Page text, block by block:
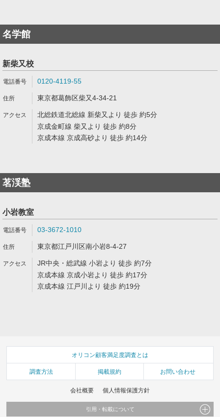
名学館
新柴又校
0120-4119-55
東京都葛飾区柴又4-34-21
北総鉄道北総線 新柴又より 徒歩 約5分
京成金町線 柴又より 徒歩 約8分
京成本線 京成高砂より 徒歩 約14分
茗渓塾
小岩教室
03-3672-1010
東京都江戸川区南小岩8-4-27
JR中央・総武線 小岩より 徒歩 約7分
京成本線 京成小岩より 徒歩 約17分
京成本線 江戸川より 徒歩 約19分
オリコン顧客満足度調査とは
調査方法 掲載規約 お問い合わせ
会社概要 個人情報保護方針
引用・転載について